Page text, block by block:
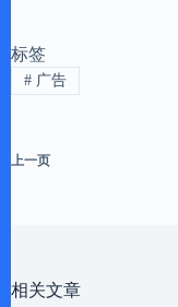
标签
#广告
上一页
相关文章